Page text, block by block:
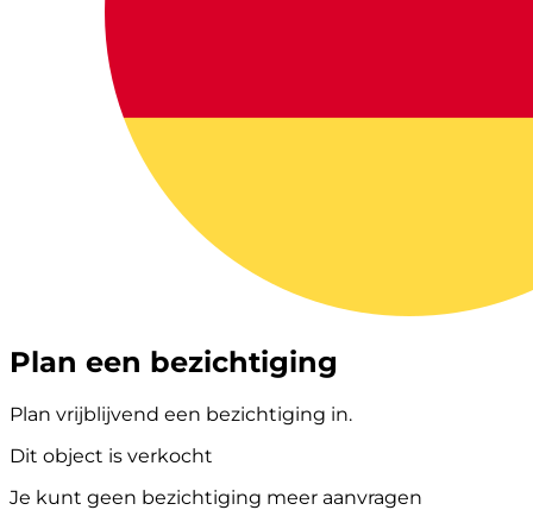
Plan een bezichtiging
Plan vrijblijvend een bezichtiging in.
Dit object is verkocht
Je kunt geen bezichtiging meer aanvragen